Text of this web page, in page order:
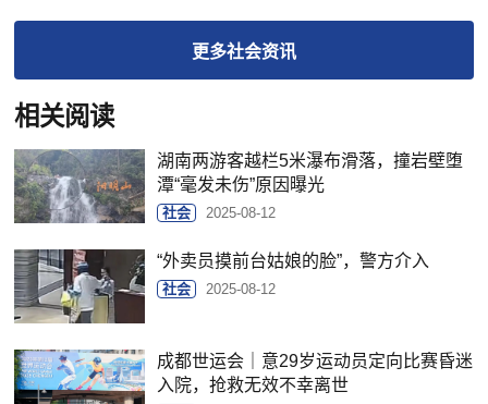
更多社会资讯
相关阅读
湖南两游客越栏5米瀑布滑落，撞岩壁堕
潭“毫发未伤”原因曝光
社会 2025-08-12
“外卖员摸前台姑娘的脸”，警方介入
社会 2025-08-12
成都世运会｜意29岁运动员定向比赛昏迷
入院，抢救无效不幸离世